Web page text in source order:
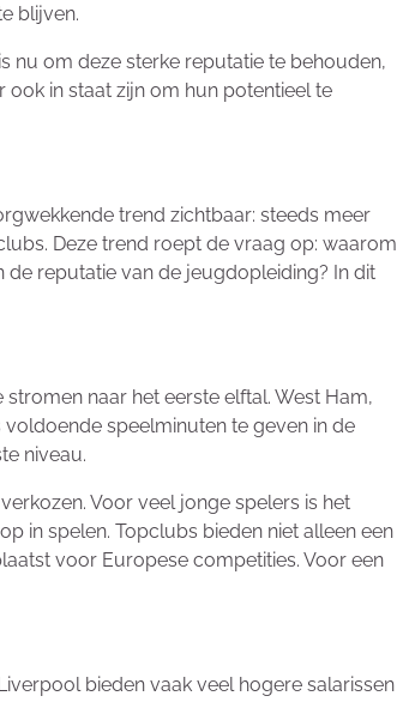
blijven.
nu om deze sterke reputatie te behouden,
in staat zijn om hun potentieel te
trend zichtbaar: steeds meer
Deze trend roept de vraag op: waarom
reputatie van de jeugdopleiding? In dit
naar het eerste elftal. West Ham,
speelminuten te geven in de
niveau.
Voor veel jonge spelers is het
in spelen. Topclubs bieden niet alleen een
voor Europese competities. Voor een
bieden vaak veel hogere salarissen